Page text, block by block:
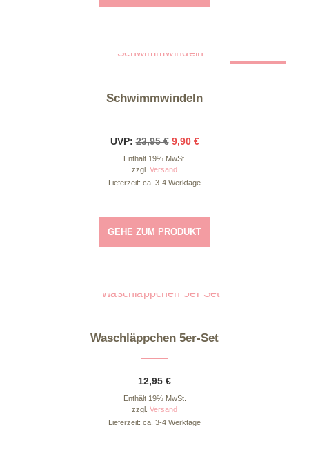
Dieses Produkt weist mehrere Varianten auf. Die Optionen können auf der Produktseite gewählt werden
Schwimmwindeln
UVP: 23,95€ Ursprünglicher
Preis
war:
23,95 €
9,90 €Aktueller
Enthält 19% MwSt.
zzgl. Versand
Lieferzeit: ca. 3-4 Werktage
GEHE ZUM PRODUKT
Dieses Produkt weist mehrere Varianten auf. Die Optionen können auf der Produktseite gewählt werden
Waschläppchen 5er-Set
12,95 €
Enthält 19% MwSt.
zzgl. Versand
Lieferzeit: ca. 3-4 Werktage